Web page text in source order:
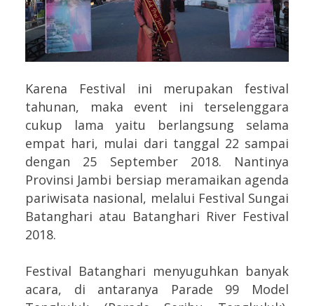
Karena Festival ini merupakan festival
tahunan, maka event ini terselenggara
cukup lama yaitu berlangsung selama
empat hari, mulai dari tanggal 22 sampai
dengan 25 September 2018. Nantinya
Provinsi Jambi bersiap meramaikan agenda
pariwisata nasional, melalui Festival Sungai
Batanghari atau Batanghari River Festival
2018.
Festival Batanghari menyuguhkan banyak
acara, di antaranya Parade 99 Model